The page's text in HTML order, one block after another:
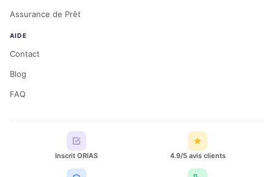
Assurance de Prêt
AIDE
Contact
Blog
FAQ
Inscrit ORIAS 4.9/5 avis clients